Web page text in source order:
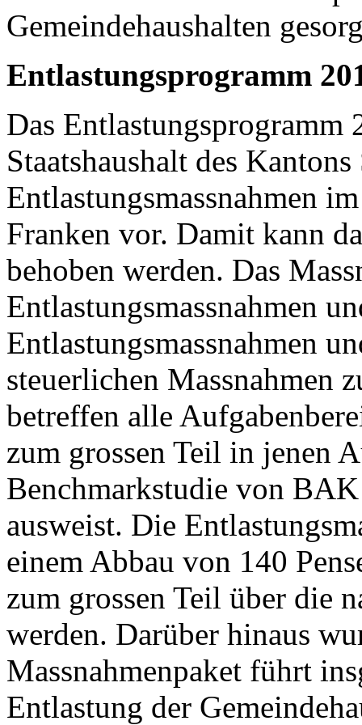
Gemeindehaushalten
Entlastungsprogramm
Das Entlastungsprogramm
Staatshaushalt des
Entlastungsmassnahmen
Franken vor. Damit kann
behoben werden. Das
Entlastungsmassnahmen
Entlastungsmassnahmen
steuerlichen Massnahmen
betreffen alle
zum grossen Teil in jenen
Benchmarkstudie von
ausweist. Die
einem Abbau von 140
zum grossen Teil über die
werden. Darüber hinaus
Massnahmenpaket führt
Entlastung der